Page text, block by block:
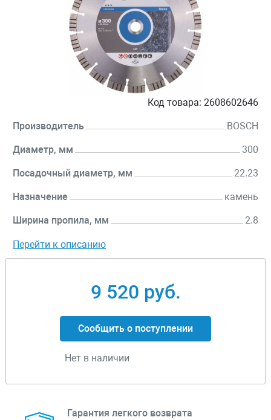
Код товара: 2608602646
Производитель BOSCH
Диаметр, мм 300
Посадочный диаметр, мм 22.23
Назначение камень
Ширина пропила, мм 2.8
Перейти к описанию
9 520 руб.
Сообщить о поступлении
Нет в наличии
Гарантия легкого возврата